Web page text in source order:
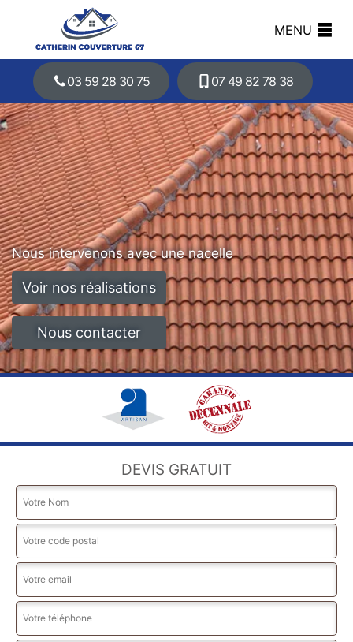
MENU
03 59 28 30 75 07 49 82 78 38
Nous intervenons avec une nacelle
Voir nos réalisations
Nous contacter
DEVIS GRATUIT